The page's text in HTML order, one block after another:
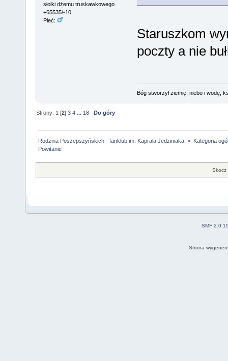
słoiki dżemu truskawkowego
+65535/-10
Płeć:
Staruszkom
poczty a nie
Bóg stworzył ziemię, niebo i wodę,
Strony: 1 [2]3 4 ... 18 Do góry
Rodzina Poszepszyńskich - fanklub im. Kaprala Jedziniaka. »
Kategoria
Powitanie
Skocz
SMF
Strona